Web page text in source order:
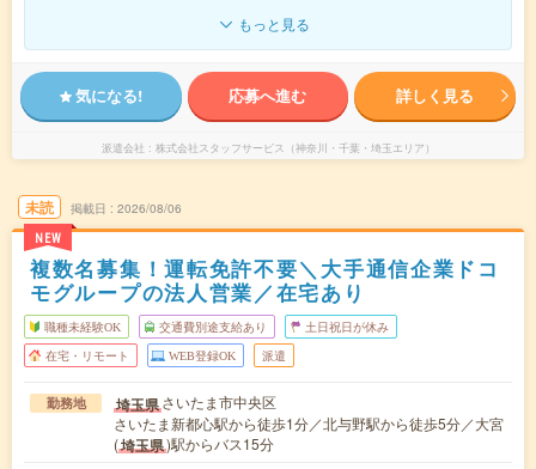
もっと見る
気になる! 応募へ進む 詳しく見る
派遣会社 株式会社スタッフサービス（神奈川・千葉・埼玉エリア）
未読
NEW
掲載日 2026/08/06
複数名募集！運転免許不要＼大手通信企業ドコ
モグループの法人営業／在宅あり
職種未経験OK 交通費別途支給あり 土日祝日が休み
在宅・リモート WEB登録OK 派遣
勤務地 埼玉県さいたま市中央区
さいたま新都心駅から徒歩1分／北与野駅から徒歩5分／大宮
(埼玉県)駅からバス15分